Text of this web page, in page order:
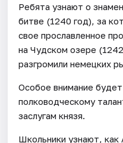
Ребята узнают о
битве (1240 год), за
свое прославленное
на Чудском озере
разгромили немецких
Особое внимание
полководческому
заслугам князя.
Школьники узнают, как